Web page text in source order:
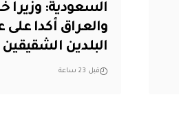
السعودية: وزيرا
والعراق أكدا
البلدين الشقيقين
قبل 23 ساعة